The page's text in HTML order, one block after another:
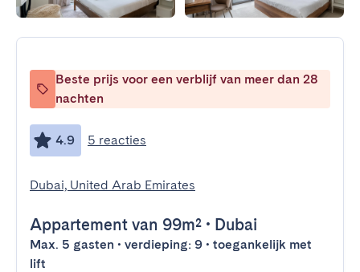
Beste prijs voor een verblijf van meer dan 28
nachten
4.9 5 reacties
Dubai, United Arab Emirates
Appartement van 99m² • Dubai
Max. 5 gasten • verdieping: 9 • toegankelijk met
lift